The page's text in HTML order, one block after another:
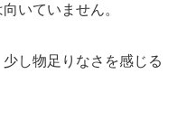
いていません。
し物足りなさを感じる